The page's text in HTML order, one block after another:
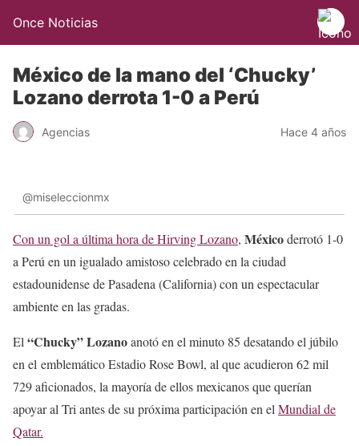
Once Noticias
México de la mano del ‘Chucky’
Lozano derrota 1-0 a Perú
Agencias Hace 4 años
@miseleccionmx
Con un gol a última hora de Hirving Lozano, Méxicoderrotó 1-0
a Perú en un igualado amistoso celebrado en la ciudad
estadounidense de Pasadena (California) con un espectacular
ambiente en las gradas.
El “Chucky” Lozanoanotó en el minuto 85 desatando el júbilo
en el emblemático Estadio Rose Bowl, al que acudieron 62 mil
729 aficionados, la mayoría de ellos mexicanos que querían
apoyar al Tri antes de su próxima participación en el Mundial de
Qatar.